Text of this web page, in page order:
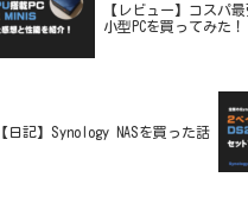
【レビュー】コスパ
小型PCを買ってみた！
【日記】Synology NASを買った話